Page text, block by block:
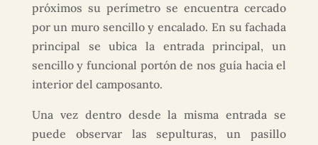
próximos su perímetro se encuentra cercado
por un muro sencillo y encalado. En su fachada
principal se ubica la entrada principal, un
sencillo y funcional portón de nos guía hacia el
interior del camposanto.
Una vez dentro desde la misma entrada se
puede observar las sepulturas, un pasillo